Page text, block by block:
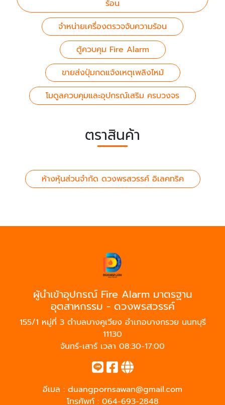
ร้อน
จำหน่ายเครื่องตรวจจับความร้อน
ตู้ควบคุม Fire Alarm
ขายส่งปุ่มกดแจ้งเหตุเพลิงไหม้
โมดูลควบคุมและอุปกรณ์เสริม ครบวงจร
ตราสินค้า
ห้างหุ้นส่วนจำกัด ดวงพรสวรรค์ อิเลคทริค
ผู้นำเข้าอุปกรณ์ Fire Alarm มาตรฐาน
อุตสาหกรรม - ดวงพรสวรรค์
155/1 หมู่ที่ 3 ตำบลบางคูเวียง อำเภอบางกรวย นนทบุรี
11130
จันทร์-เสาร์ เวลา 08:30-17:00
อีเมล : duangpornsawan@gmail.com
โทรศัพท์ : 064-693-2848